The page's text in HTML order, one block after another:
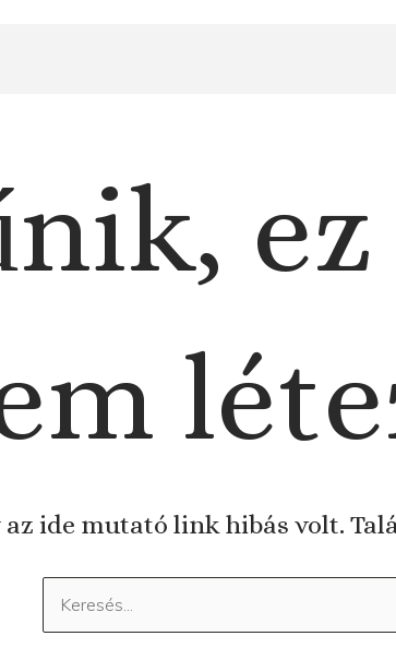
ide mutató link hibás volt.
Keresés: